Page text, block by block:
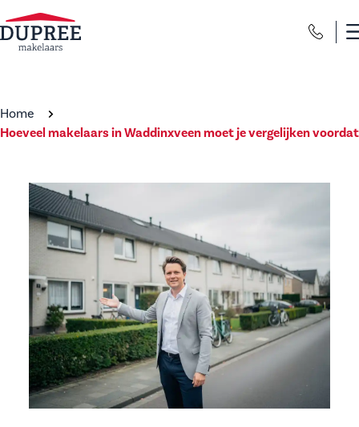
Home
Hoeveel makelaars in Waddinxveen moet je vergelijken